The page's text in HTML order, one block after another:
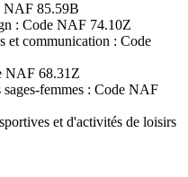
NAF 85.59B
: Code NAF 74.10Z
et communication : Code
NAF 68.31Z
femmes : Code NAF
et d'activités de loisirs